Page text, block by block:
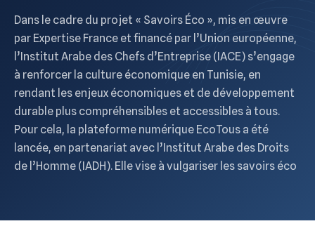
Dans le cadre du projet « Savoirs Éco », mis en œuvre
par Expertise France et financé par l’Union européenne,
l’Institut Arabe des Chefs d’Entreprise (IACE) s’engage
à renforcer la culture économique en Tunisie, en
rendant les enjeux économiques et de développement
durable plus compréhensibles et accessibles à tous.
Pour cela, la plateforme numérique EcoTous a été
lancée, en partenariat avec l’Institut Arabe des Droits
de l’Homme (IADH). Elle vise à vulgariser les savoirs éco